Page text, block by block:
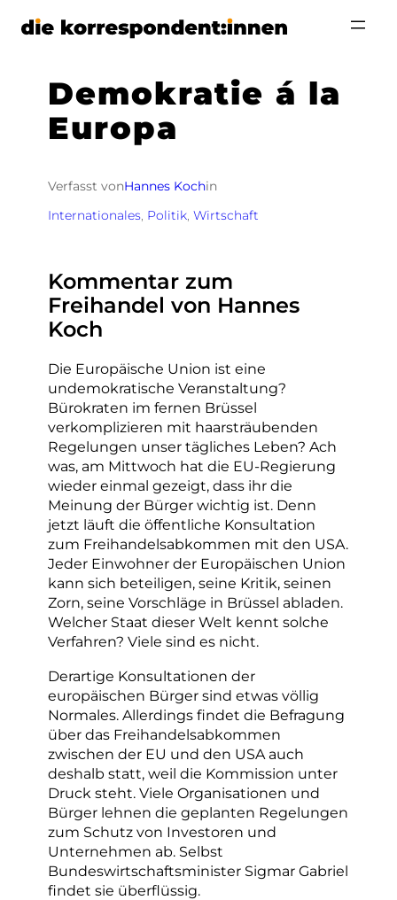
Zum
Demokratie á la
Europa
Verfasst vonHannes Kochin
Internationales, Politik, Wirtschaft
Kommentar zum
Freihandel von Hannes
Koch
Die Europäische Union ist eine
undemokratische Veranstaltung?
Bürokraten im fernen Brüssel
verkomplizieren mit haarsträubenden
Regelungen unser tägliches Leben? Ach
was, am Mittwoch hat die EU-Regierung
wieder einmal gezeigt, dass ihr die
Meinung der Bürger wichtig ist. Denn
jetzt läuft die öffentliche Konsultation
zum Freihandelsabkommen mit den USA.
Jeder Einwohner der Europäischen Union
kann sich beteiligen, seine Kritik, seinen
Zorn, seine Vorschläge in Brüssel abladen.
Welcher Staat dieser Welt kennt solche
Verfahren? Viele sind es nicht.
Derartige Konsultationen der
europäischen Bürger sind etwas völlig
Normales. Allerdings findet die Befragung
über das Freihandelsabkommen
zwischen der EU und den USA auch
deshalb statt, weil die Kommission unter
Druck steht. Viele Organisationen und
Bürger lehnen die geplanten Regelungen
zum Schutz von Investoren und
Unternehmen ab. Selbst
Bundeswirtschaftsminister Sigmar Gabriel
findet sie überflüssig.